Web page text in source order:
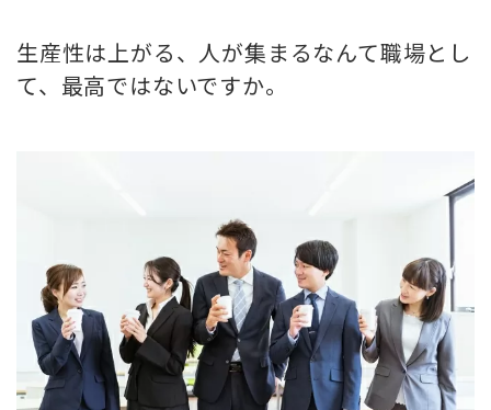
生産性は上がる、人が集まるなんて職場とし
て、最高ではないですか。